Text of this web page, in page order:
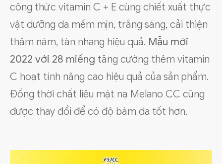
công thức vitamin C + E cùng chiết xuất thực
vật dưỡng da mềm mịn, trắng sáng, cải thiện
thâm nám, tàn nhang hiệu quả. Mẫu mới
2022 với 28 miếng tăng cường thêm vitamin
C hoạt tính nâng cao hiệu quả của sản phẩm.
Đồng thời chất liệu mặt nạ Melano CC cũng
được thay đổi để có độ bám da tốt hơn.